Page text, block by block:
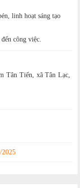
linh hoạt sáng tạo
công việc.
Tân Tiến, xã Tân Lạc,
2025